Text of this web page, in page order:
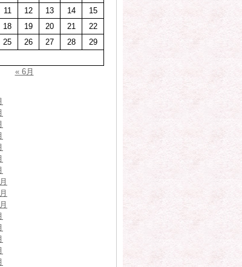
11 12 13 14
15
18 19 20 21
22
25 26 27 28
29
« 6月